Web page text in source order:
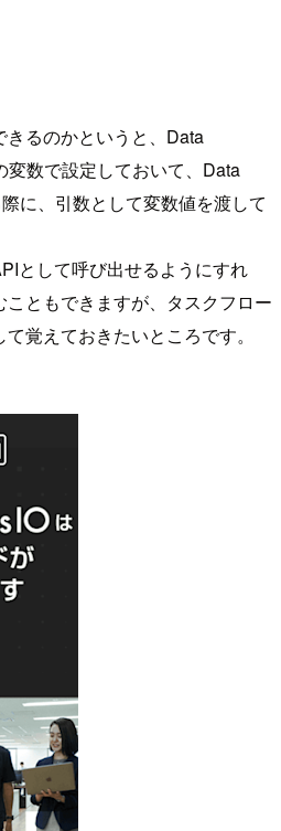
るのかというと、Data
変数で設定しておいて、Data
に、引数として変数値を渡して
として呼び出せるようにすれ
ともできますが、タスクフロー
覚えておきたいところです。